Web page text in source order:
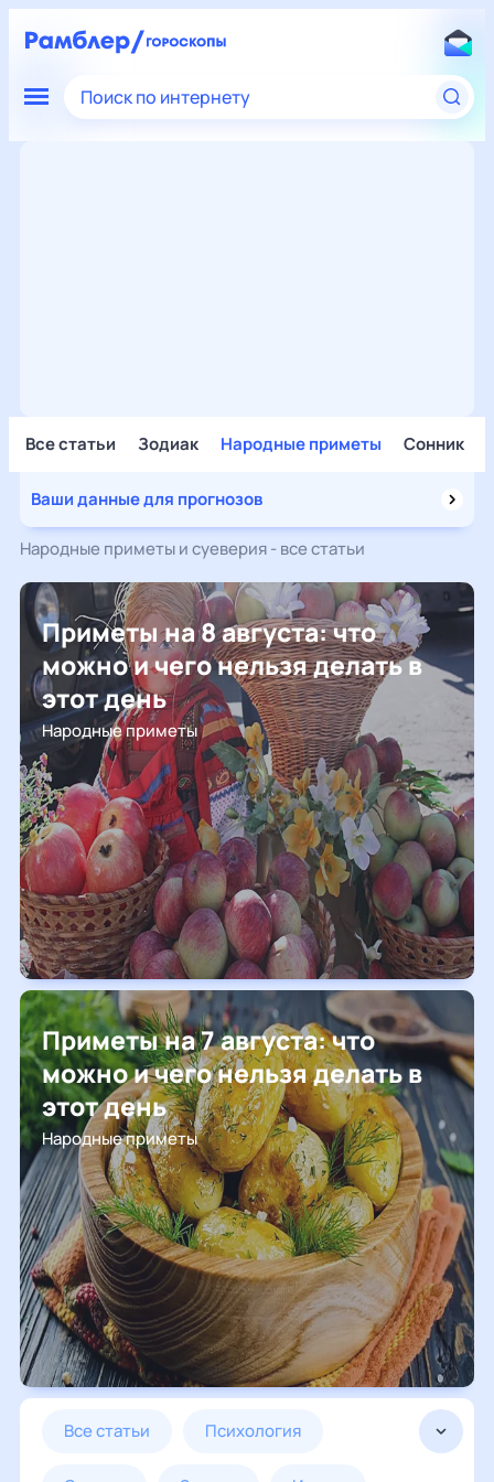
Поиск по интернету
Все статьи Зодиак Народные приметы Сонник
Ваши данные для прогнозов
Народные приметы и суеверия - все статьи
Приметы на 8 августа: что
можно и чего нельзя делать в
этот день
Народные приметы
Приметы на 7 августа: что
можно и чего нельзя делать в
этот день
Народные приметы
все статьи психология